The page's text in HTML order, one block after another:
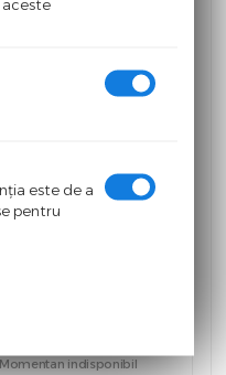
indisponibil
aceste
este de a
pentru